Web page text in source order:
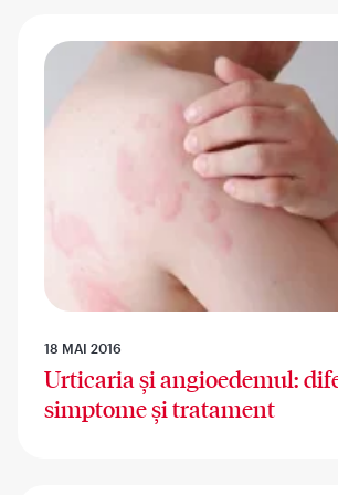
18 MAI 2016
Urticaria și angioedemul:
simptome și tratament